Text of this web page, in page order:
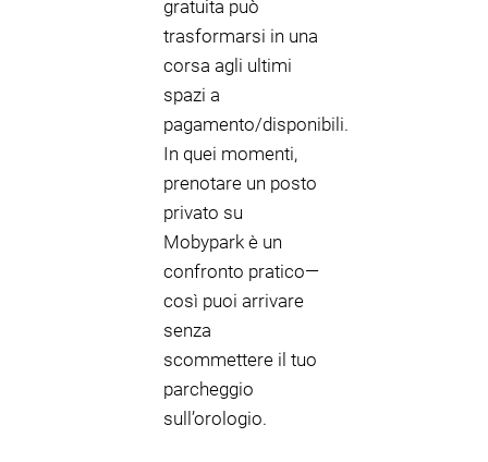
gratuita può
trasformarsi in una
corsa agli ultimi
spazi a
pagamento/disponibili.
In quei momenti,
prenotare un posto
privato su
Mobypark è un
confronto pratico—
così puoi arrivare
senza
scommettere il tuo
parcheggio
sull’orologio.